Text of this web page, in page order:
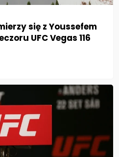
się z Youssefem
UFC Vegas 116